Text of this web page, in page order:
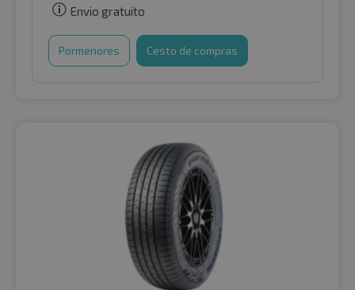
Envio gratuito
Pormenores Cesto de compras